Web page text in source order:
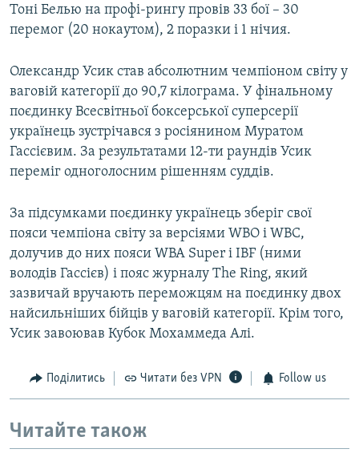
Тоні Белью на профі-рингу провів 33 бої – 30
перемог (20 нокаутом), 2 поразки і 1 нічия.
Олександр Усик став абсолютним чемпіоном світу у
ваговій категорії до 90,7 кілограма. У фінальному
поєдинку Всесвітньої боксерської суперсерії
українець зустрічався з росіянином Муратом
Гассієвим. За результатами 12-ти раундів Усик
переміг одноголосним рішенням суддів.
За підсумками поєдинку українець зберіг свої
пояси чемпіона світу за версіями WBO і WBC,
долучив до них пояси WBA Super і IBF (ними
володів Гассієв) і пояс журналу The Ring, який
зазвичай вручають переможцям на поєдинку двох
найсильніших бійців у ваговій категорії. Крім того,
Усик завоював Кубок Мохаммеда Алі.
Поділитись Читати без VPN Follow us
Читайте також